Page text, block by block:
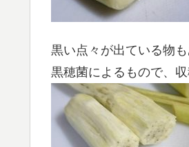
黒い点々が出ている物
黒穂菌によるもので、